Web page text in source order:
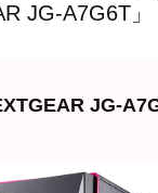
JG-A7G6T」
JG-